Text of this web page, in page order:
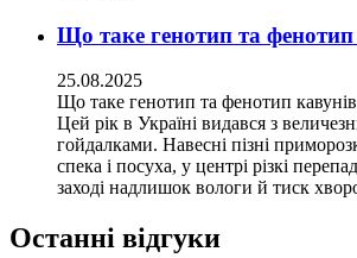
Що таке генотип та фенотип
25.08.2025
Що таке генотип та фенотип
Цей рік в Україні видався з
гойдалками. Навесні пізні
спека і посуха, у центрі різкі
заході надлишок вологи й тиск
Останні відгуки